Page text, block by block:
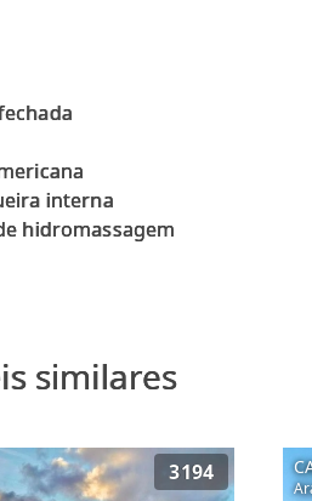
interna
similares
3194